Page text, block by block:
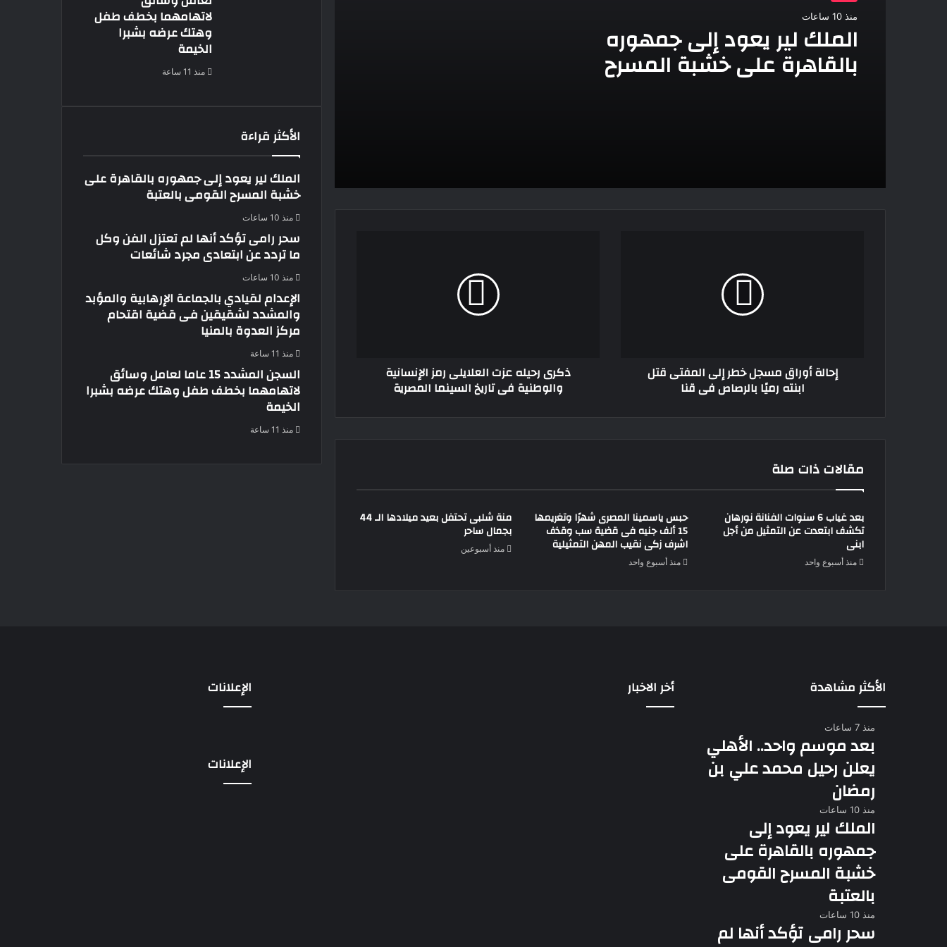
منذ 10 ساعات
الملك لير يعود إلى جمهوره
بالقاهرة على خشبة المسرح
القومى بالعتبة
طارق الدسوقى التريند مرض الشهرة
يسرا اللوزى من شدة الضغط لم أكن أريد
بالرصاصإحالة أوراق مسجل خطر إلى المفتى قتل
ابنته رميًا بالرصاص فى قنا
ذكرى رحيله عزت العلايلى رمز الإنسانية
والوطنية فى تاريخ السينما المصرية
مقالات ذات صلة
بعد غياب 6 سنوات الفنانة نورهان
تكشف ابتعدت عن التمثيل من أجل
ابنى
منذ أسبوع واحد
حبس ياسمينا المصرى شهرًا وتغريمها
15 ألف جنيه فى قضية سب وقذف
اشرف زكى نقيب المهن التمثيلية
منذ أسبوع واحد
منة شلبى تحتفل بعيد ميلادها الـ 44
بجمال ساحر
منذ أسبوعين
لاتهامهما بخطف طفل
وهتك عرضه بشبرا
الخيمة
منذ 11 ساعة
الأكثر قراءة
الملك لير يعود إلى جمهوره بالقاهرة على
خشبة المسرح القومى بالعتبة
منذ 10 ساعات
سحر رامى تؤكد أنها لم تعتزل الفن وكل
ما تردد عن ابتعادى مجرد شائعات
منذ 10 ساعات
الإعدام لقيادي بالجماعة الإرهابية والمؤبد
والمشدد لشقيقين فى قضية اقتحام
مركز العدوة بالمنيا
منذ 11 ساعة
السجن المشدد 15 عاما لعامل وسائق
لاتهامهما بخطف طفل وهتك عرضه بشبرا
الخيمة
منذ 11 ساعة
الأكثر مشاهدة
منذ 7 ساعات
بعد موسم واحد.. الأهلي
يعلن رحيل محمد علي بن
رمضان
منذ 10 ساعات
الملك لير يعود إلى
جمهوره بالقاهرة على
خشبة المسرح القومى
بالعتبة
منذ 10 ساعات
سحر رامى تؤكد أنها لم
أخر الاخبار الإعلانات
الإعلانات